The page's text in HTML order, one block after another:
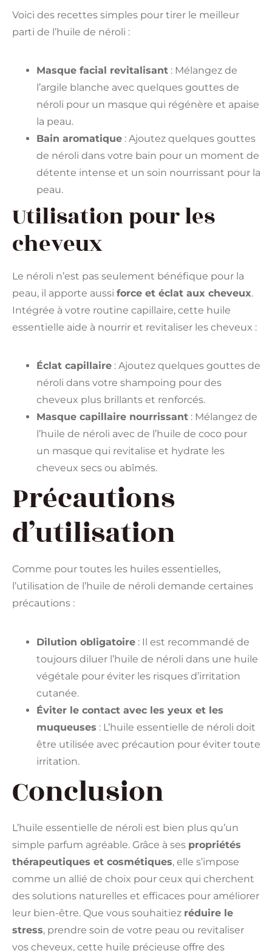
Voici des recettes simples pour tirer le meilleur
parti de l’huile de néroli :
Masque facial revitalisant : Mélangez de
l’argile blanche avec quelques gouttes de
néroli pour un masque qui régénère et apaise
la peau.
Bain aromatique : Ajoutez quelques gouttes
de néroli dans votre bain pour un moment de
détente intense et un soin nourrissant pour la
peau.
Utilisation pour les
cheveux
Le néroli n’est pas seulement bénéfique pour la
peau, il apporte aussi force et éclat aux cheveux.
Intégrée à votre routine capillaire, cette huile
essentielle aide à nourrir et revitaliser les cheveux :
Éclat capillaire : Ajoutez quelques gouttes de
néroli dans votre shampoing pour des
cheveux plus brillants et renforcés.
Masque capillaire nourrissant : Mélangez de
l’huile de néroli avec de l’huile de coco pour
un masque qui revitalise et hydrate les
cheveux secs ou abîmés.
Précautions
d’utilisation
Comme pour toutes les huiles essentielles,
l’utilisation de l’huile de néroli demande certaines
précautions :
Dilution obligatoire : Il est recommandé de
toujours diluer l’huile de néroli dans une huile
végétale pour éviter les risques d’irritation
cutanée.
Éviter le contact avec les yeux et les
muqueuses : L’huile essentielle de néroli doit
être utilisée avec précaution pour éviter toute
irritation.
Conclusion
L’huile essentielle de néroli est bien plus qu’un
simple parfum agréable. Grâce à ses propriétés
thérapeutiques et cosmétiques, elle s’impose
comme un allié de choix pour ceux qui cherchent
des solutions naturelles et efficaces pour améliorer
leur bien-être. Que vous souhaitiez réduire le
stress, prendre soin de votre peau ou revitaliser
vos cheveux, cette huile précieuse offre des